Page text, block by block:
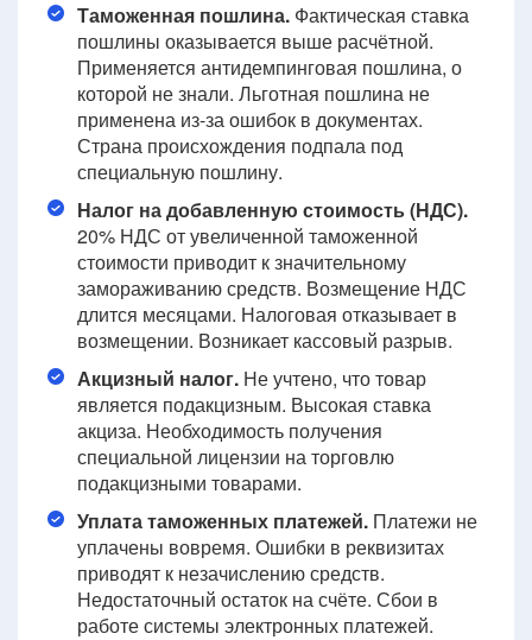
Таможенная пошлина. Фактическая ставка
пошлины оказывается выше расчётной.
Применяется антидемпинговая пошлина, о
которой не знали. Льготная пошлина не
применена из-за ошибок в документах.
Страна происхождения подпала под
специальную пошлину.
Налог на добавленную стоимость (НДС).
20% НДС от увеличенной таможенной
стоимости приводит к значительному
замораживанию средств. Возмещение НДС
длится месяцами. Налоговая отказывает в
возмещении. Возникает кассовый разрыв.
Акцизный налог. Не учтено, что товар
является подакцизным. Высокая ставка
акциза. Необходимость получения
специальной лицензии на торговлю
подакцизными товарами.
Уплата таможенных платежей. Платежи не
уплачены вовремя. Ошибки в реквизитах
приводят к незачислению средств.
Недостаточный остаток на счёте. Сбои в
работе системы электронных платежей.